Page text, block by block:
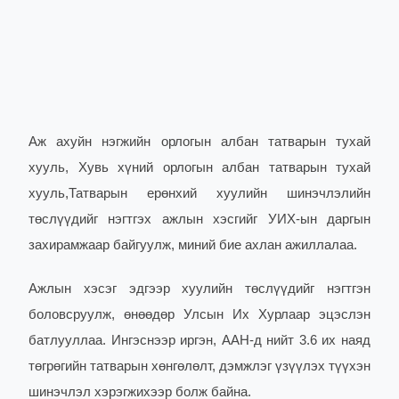
Аж ахуйн нэгжийн орлогын албан татварын тухай
хууль, Хувь хүний орлогын албан татварын тухай
хууль,Татварын ерөнхий хуулийн шинэчлэлийн
төслүүдийг нэгтгэх ажлын хэсгийг УИХ-ын даргын
захирамжаар байгуулж, миний бие ахлан ажиллалаа.
Ажлын хэсэг эдгээр хуулийн төслүүдийг нэгтгэн
боловсруулж, өнөөдөр Улсын Их Хурлаар эцэслэн
батлууллаа. Ингэснээр иргэн, ААН-д нийт 3.6 их наяд
төгрөгийн татварын хөнгөлөлт, дэмжлэг үзүүлэх түүхэн
шинэчлэл хэрэгжихээр болж байна.